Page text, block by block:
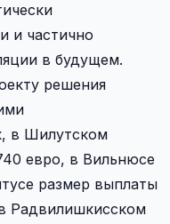
и частично
в будущем.
решения
в Шилутском
евро, в Вильнюсе
размер выплаты
Радвилишкисском